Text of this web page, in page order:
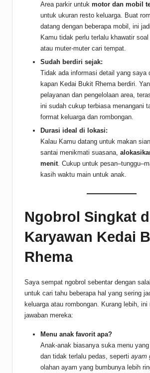
Area parkir untuk motor dan mobil
untuk ukuran resto keluarga. Buat
datang dengan beberapa mobil, ini
Kamu tidak perlu terlalu khawatir
atau muter-muter cari tempat.
Sudah berdiri sejak:
Tidak ada informasi detail yang saya
kapan Kedai Bukit Rhema berdiri.
pelayanan dan pengelolaan area,
ini sudah cukup terbiasa menangani
format keluarga dan rombongan.
Durasi ideal di lokasi:
Kalau Kamu datang untuk makan
santai menikmati suasana,
menit. Cukup untuk
kasih waktu main untuk anak.
Ngobrol Singkat
Karyawan Kedai
Rhema
Saya sempat ngobrol sebentar dengan
untuk cari tahu beberapa hal yang sering
keluarga atau rombongan. Kurang lebih, ini
jawaban mereka:
Menu anak favorit apa?
Anak-anak biasanya suka menu
dan tidak terlalu pedas, seperti ayam
olahan ayam yang bumbunya lebih